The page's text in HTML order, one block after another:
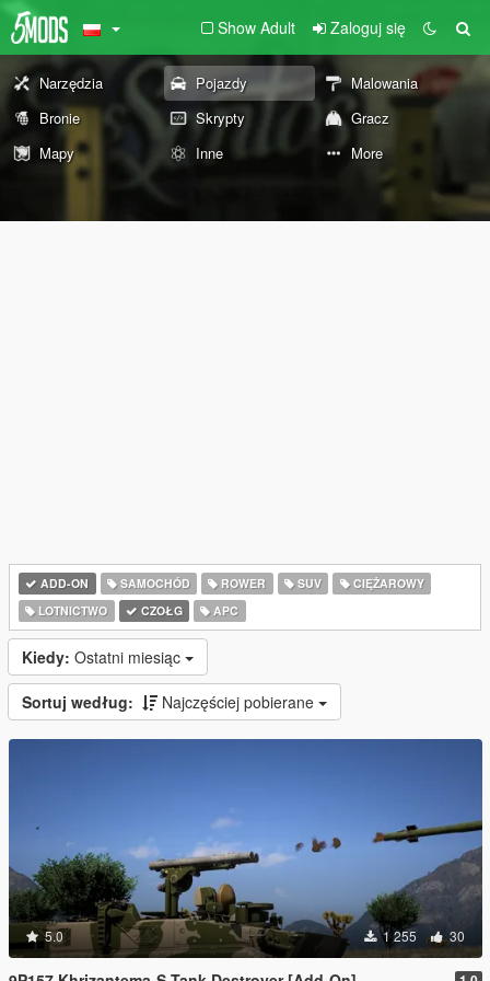
Show Adult Zaloguj się
Narzędzia Pojazdy
Malowania
Bronie
Skrypty
Gracz
Mapy
Inne More
ADD-ON SAMOCHÓD ROWER SUV
CIĘŻAROWY
LOTNICTWO
CZOŁG APC
Kiedy: Ostatni miesiąc
Sortuj według: Najczęściej pobierane
5.0 1 255 30